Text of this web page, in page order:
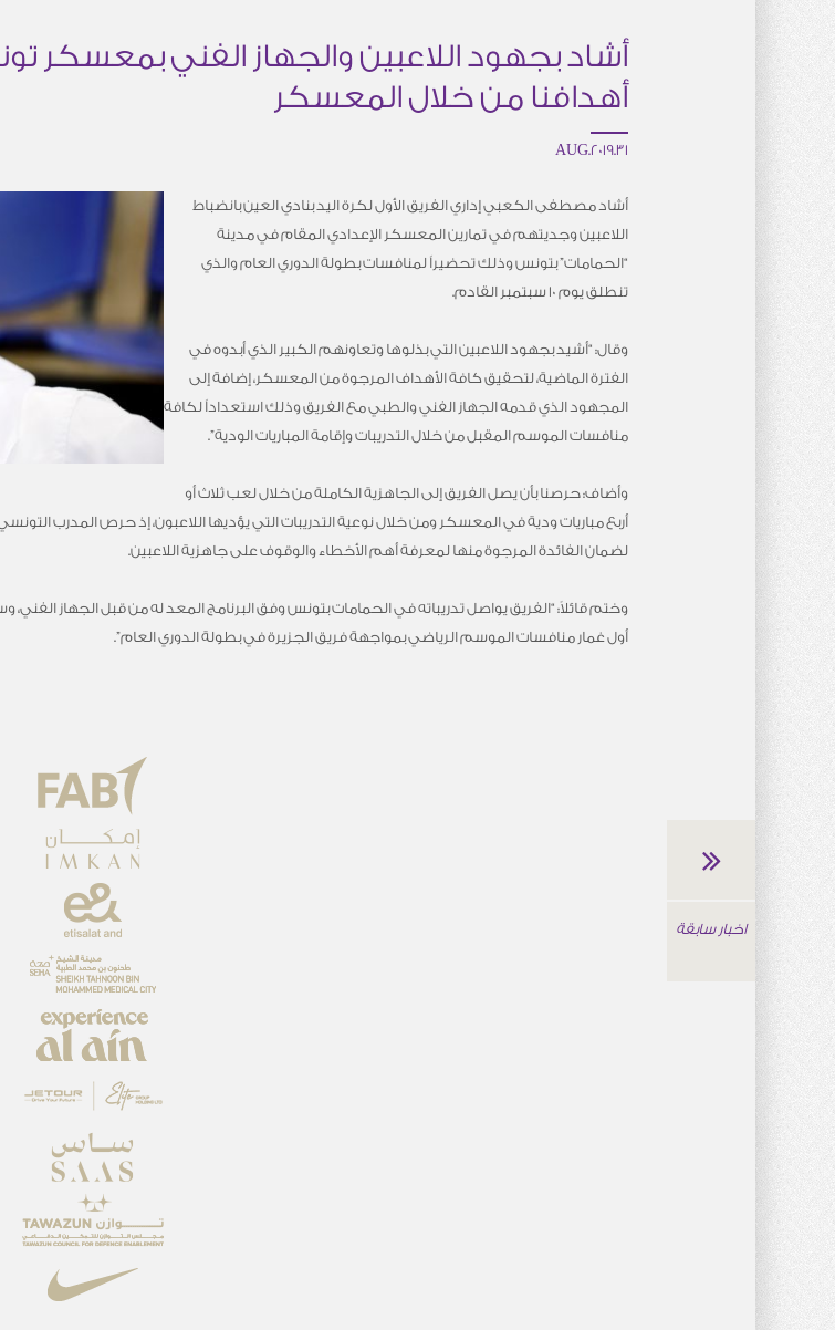
أشاد بجهود اللاعبين والجهاز الفني بمعسكر
أهدافنا من خلال المعسكر
31.AUG.2019
أشاد مصطفى الكعبي إداري الفريق الأول لكرة اليد بنادي العين بانضباط
اللاعبين وجديتهم في تمارين المعسكر الإعدادي المقام في مدينة
“الحمامات” بتونس وذلك تحضيراً لمنافسات بطولة الدوري العام والذي
تنطلق يوم 10 سبتمبر القادم.
وقال: “أشيد بجهود اللاعبين التي بذلوها وتعاونهم الكبير الذي أبدوه في
الفترة الماضية، لتحقيق كافة الأهداف المرجوة من المعسكر، إضافة إلى
المجهود الذي قدمه الجهاز الفني والطبي مع الفريق وذلك استعداداً لكافة
منافسات الموسم المقبل من خلال التدريبات وإقامة المباريات الودية”.
وأضاف: حرصنا بأن يصل الفريق إلى الجاهزية الكاملة من خلال لعب ثلاث أو
أربع مباريات ودية في المعسكر ومن خلال نوعية التدريبات التي يؤديها اللاعبون، إذ حرص المدرب
لضمان الفائدة المرجوة منها لمعرفة أهم الأخطاء والوقوف على جاهزية اللاعبين.
وختم قائلاً: “الفريق يواصل تدريباته في الحمامات بتونس وفق البرنامج المعد له من قبل الجهاز
أول غمار منافسات الموسم الرياضي بمواجهة فريق الجزيرة في بطولة الدوري العام”.
اخبار سابقة